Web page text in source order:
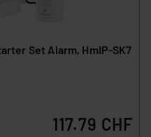
Set Alarm, HmIP-SK7
117.79 CHF